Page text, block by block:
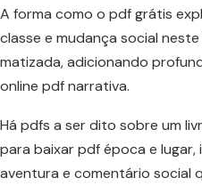
A forma como o pdf grátis
classe e mudança social
matizada, adicionando
online pdf narrativa.
Há pdfs a ser dito sobre um
para baixar pdf época e
aventura e comentário social